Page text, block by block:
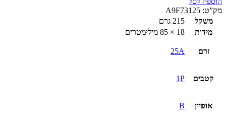
מק”ט: A9F73125
משקל
215 גרם
מידות
18 × 85 מילימטרים
זרם 25A
קטבים 1P
אופיין B